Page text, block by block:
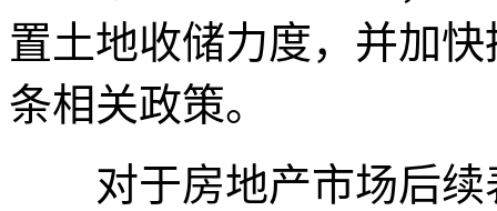
置土地收储力度，并加
条相关政策。
对于房地产市场后续